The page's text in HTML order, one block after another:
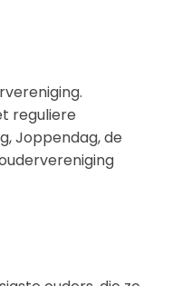
reguliere
Joppendag, de